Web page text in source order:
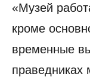
«Музей
кроме
временные
праведниках